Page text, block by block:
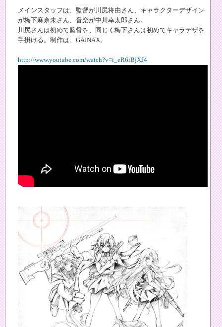
メインスタッフは、監督が川尻将由さん、キャラクターデザイン
が梅下麻奈未さん、音楽が中川幸太郎さん。
川尻さんは初めて監督を、同じく梅下さんは初めてキャラデザを
手掛ける。制作は、GAINAX。
http://www.youtube.com/watch?v=i_eR6iBjXJ4